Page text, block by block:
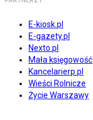
E-kiosk.pl
E-gazety.pl
Nexto.pl
Mała księgowość
Kancelarierp.pl
Wieści Rolnicze
Życie Warszawy